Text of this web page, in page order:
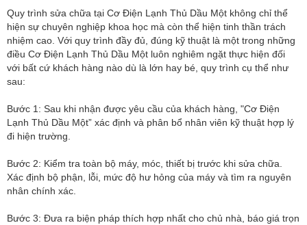
Quy trình sửa chữa tại Cơ Điện Lạnh Thủ Dầu Một không chỉ thể
hiện sự chuyên nghiệp khoa học mà còn thể hiện tinh thần trách
nhiệm cao. Với quy trình đầy đủ, đúng kỹ thuật là một trong những
điều Cơ Điện Lạnh Thủ Dầu Một luôn nghiêm ngặt thực hiện đối
với bất cứ khách hàng nào dù là lớn hay bé, quy trình cụ thể như
sau:
Bước 1: Sau khi nhận được yêu cầu của khách hàng, "Cơ Điện
Lạnh Thủ Dầu Một” xác định và phân bổ nhân viên kỹ thuật hợp lý
đi hiện trường.
Bước 2: Kiểm tra toàn bộ máy, móc, thiết bị trước khi sửa chữa.
Xác định bộ phận, lỗi, mức độ hư hỏng của máy và tìm ra nguyên
nhân chính xác.
Bước 3: Đưa ra biện pháp thích hợp nhất cho chủ nhà, báo giá trọn